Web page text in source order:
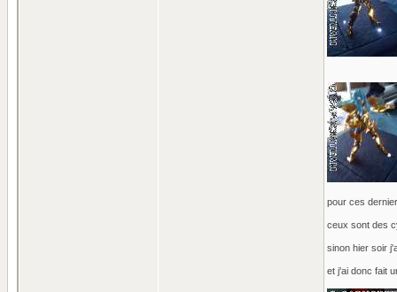
pour ces
ceux sont des
sinon hier soir
et j'ai donc fait